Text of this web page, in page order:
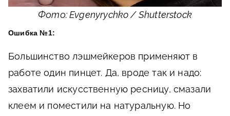
Фото: Evgenyrychko / Shutterstock
Ошибка №1:
Большинство лэшмейкеров применяют в
работе один пинцет. Да, вроде так и надо:
захватили искусственную ресницу, смазали
клеем и поместили на натуральную. Но